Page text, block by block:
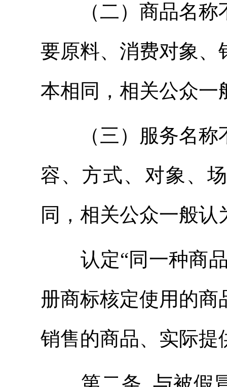
（二）商品名称
要原料、消费对象、
本相同，相关公众一
（三）服务名称
容、方式、对象、
同，相关公众一般
认定“同一种商品
册商标核定使用的
销售的商品、实际提